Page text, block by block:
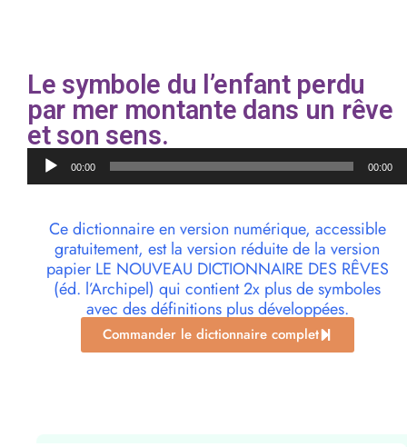
Le symbole du l’enfant perdu
par mer montante dans un rêve
et son sens.
Lecteur
audio00:00 00:00
Ce dictionnaire en version numérique, accessible
gratuitement, est la version réduite de la version
papier LE NOUVEAU DICTIONNAIRE DES RÊVES
(éd. l’Archipel) qui contient 2x plus de symboles
avec des définitions plus développées.
Commander le dictionnaire complet